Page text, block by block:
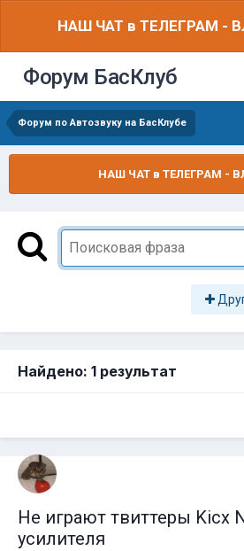
НАШ ЧАТ в ТЕЛЕГРАМ -
Форум БасКлуб
Форум по Автозвуку на БасКлубе
НАШ ЧАТ в ТЕЛЕГРАМ -
Найдено: 1 результат
Не играют твиттеры Kicx
усилителя